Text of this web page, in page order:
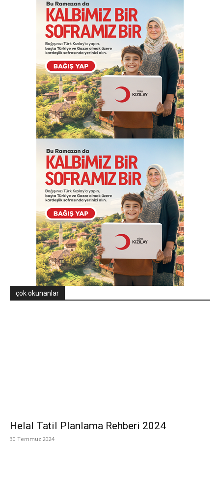
çok okunanlar
Helal Tatil Planlama Rehberi 2024
30 Temmuz 2024